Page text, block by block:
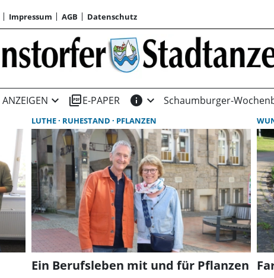
Impressum AGB Datenschutz
ANZEIGEN expand_more picture_as_pdfE-PAPER info expand_more Schaumburger-
LUTHE RUHESTAND PFLANZEN
Ein Berufsleben mit und für Pflanzen